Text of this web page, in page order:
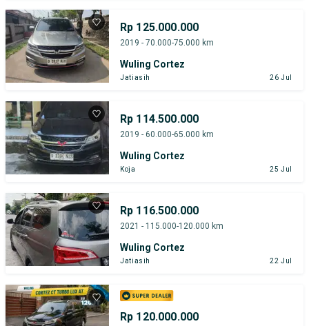
Rp 125.000.000
2019 - 70.000-75.000 km
Wuling Cortez
Jatiasih 26 Jul
Rp 114.500.000
2019 - 60.000-65.000 km
Wuling Cortez
Koja 25 Jul
Rp 116.500.000
2021 - 115.000-120.000 km
Wuling Cortez
Jatiasih 22 Jul
Rp 120.000.000